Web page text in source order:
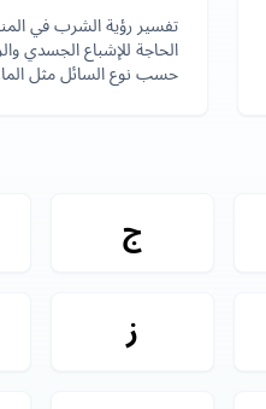
تفسير رؤية الشرب في
الحاجة للإشباع الجسدي
حسب نوع السائل مثل
ج
ز